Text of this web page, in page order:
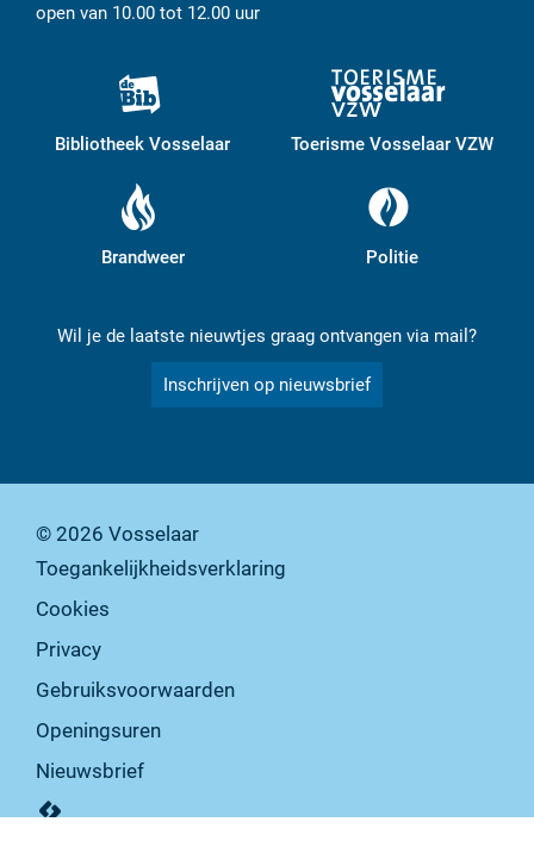
open van 10.00 tot 12.00 uur
Bibliotheek Vosselaar Toerisme Vosselaar VZW
Brandweer Politie
Wil je de laatste nieuwtjes graag ontvangen via mail?
Inschrijven op nieuwsbrief
© 2026 Vosselaar
Toegankelijkheidsverklaring
Cookies
Privacy
Gebruiksvoorwaarden
Openingsuren
Nieuwsbrief